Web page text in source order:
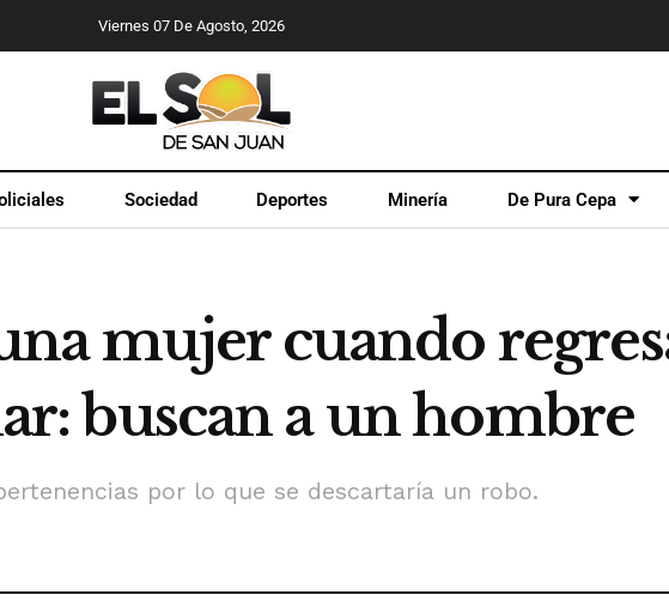
Viernes 07 De Agosto, 2026
Sociedad Deportes Minería De Pura Cepa
mujer cuando
buscan a un hombre
por lo que se descartaría un robo.